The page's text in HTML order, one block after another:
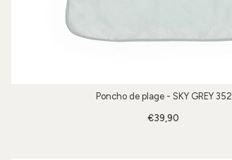
Poncho de plage - SKY GREY 352
€39,90